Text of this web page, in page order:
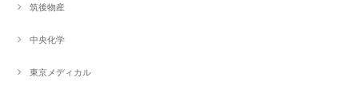
筑後物産
中央化学
東京メディカル